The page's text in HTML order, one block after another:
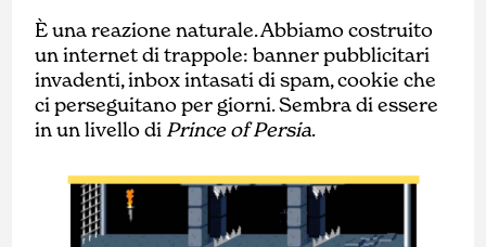
È una reazione naturale. Abbiamo costruito
un internet di trappole: banner pubblicitari
invadenti, inbox intasati di spam, cookie che
ci perseguitano per giorni. Sembra di essere
in un livello di Prince of Persia.